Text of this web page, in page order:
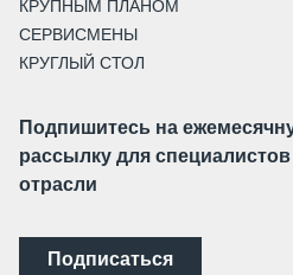
КРУПНЫМ ПЛАНОМ
СЕРВИСМЕНЫ
КРУГЛЫЙ СТОЛ
Подпишитесь на
рассылку для специалистов
отрасли
Подписаться